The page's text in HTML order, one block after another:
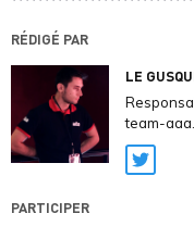
RÉDIGÉ PAR
LE
team-
Twitter
PARTICIPER